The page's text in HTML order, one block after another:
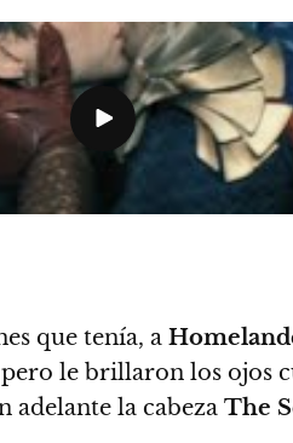
que tenía, a
le brillaron los
adelante la cabeza The